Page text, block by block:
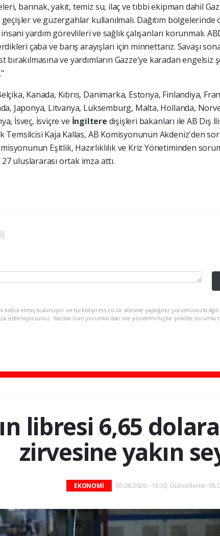
barınak, yakıt, temiz su, ilaç ve tıbbi ekipman dahil
geçişler ve güzergahlar kullanılmalı. Dağıtım bölgelerinde
yardım görevlileri ve sağlık çalışanları korunmalı.
çaba ve barış arayışları için minnettarız. Savaşı
ve yardımların Gazze'ye karadan engelsiz
Kanada, Kıbrıs, Danimarka, Estonya, Finlandiya,
Japonya, Litvanya, Lüksemburg, Malta, Hollanda,
İsveç, İsviçre ve İngiltere dışişleri bakanları ile AB Dış
Temsilcisi Kaja Kallas, AB Komisyonunun Akdeniz'den
Eşitlik, Hazırlıklılık ve Kriz Yönetiminden
uluslararası ortak imza attı.
kabul etmiş bulunuyor ve turkishpress.co.uk sitesine yaptığınız yorumunuzla
üstleniyorsunuz. Yazılan tüm yorumlardan site yönetimi hiçbir şekilde sorumlu
libresi 6,65
zirvesine yakın
EKONOMİ 05.08.2026 - 13:30, Güncelleme: